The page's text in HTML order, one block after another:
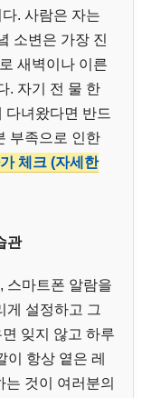
. 사람은 자는
소변은 가장 진
새벽이나 이른
. 자기 전 물 한
다녀왔다면 반드
부족으로 인한
체크 (자세한
관
스마트폰 알람을
게 설정하고 그
잊지 않고 하루
이 항상 옅은 레
것이 여러분의